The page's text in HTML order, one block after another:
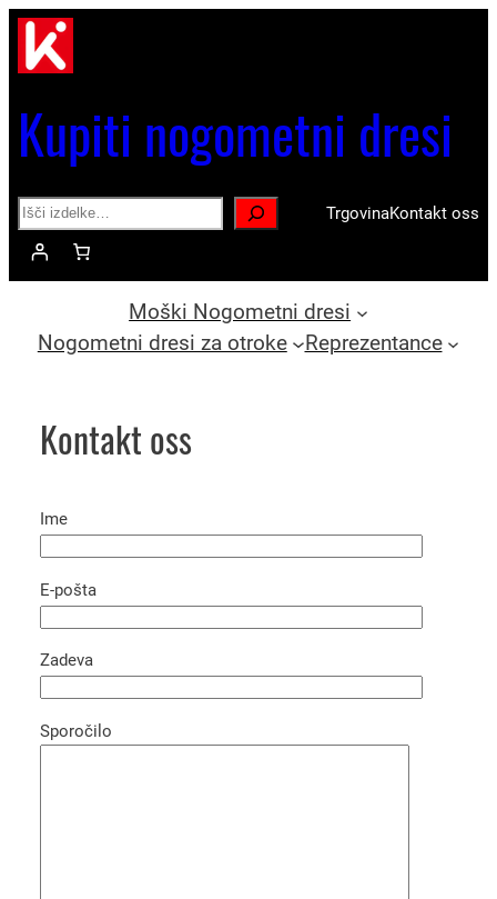
Preskoči
vsebino
Kupiti nogometni dresi
Search TrgovinaKontakt oss
Moški Nogometni dresi
Nogometni dresi za otroke
Reprezentance
Kontakt oss
Ime
E-pošta
Zadeva
Sporočilo